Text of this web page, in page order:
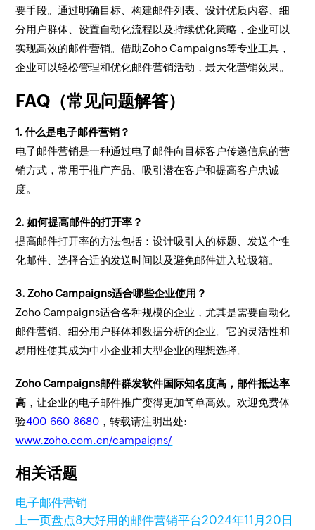
要手段。通过明确目标、构建邮件列表、设计优质内容、细
分用户群体、设置自动化流程以及持续优化策略，企业可以
实现高效的邮件营销。借助Zoho Campaigns等专业工具，
企业可以轻松管理和优化邮件营销活动，最大化营销效果。
FAQ（常见问题解答）
1. 什么是电子邮件营销？
电子邮件营销是一种通过电子邮件向目标客户传递信息的营
销方式，常用于推广产品、吸引潜在客户和提高客户忠诚
度。
2. 如何提高邮件的打开率？
提高邮件打开率的方法包括：设计吸引人的标题、发送个性
化邮件、选择合适的发送时间以及避免邮件进入垃圾箱。
3. Zoho Campaigns适合哪些企业使用？
Zoho Campaigns适合各种规模的企业，尤其是需要自动化
邮件营销、细分用户群体和数据分析的企业。它的灵活性和
易用性使其成为中小企业和大型企业的理想选择。
Zoho Campaigns邮件群发软件国际知名度高，邮件抵达率
高 ，让企业的电子邮件推广变得更加简单高效。欢迎免费体
验400-660-8680 ，转载请注明出处:
www.zoho.com.cn/campaigns/
相关话题
电子邮件营销
上一页盘点8大好用的邮件营销平台2024年11月20日